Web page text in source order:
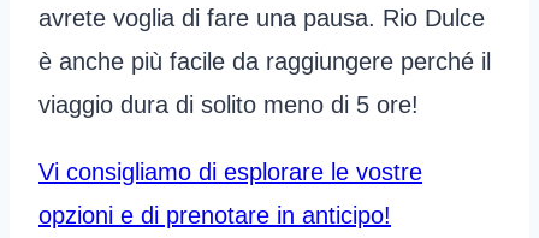
avrete voglia di fare una pausa. Rio Dulce
è anche più facile da raggiungere perché il
viaggio dura di solito meno di 5 ore!
Vi consigliamo di esplorare le vostre
opzioni e di prenotare in anticipo!